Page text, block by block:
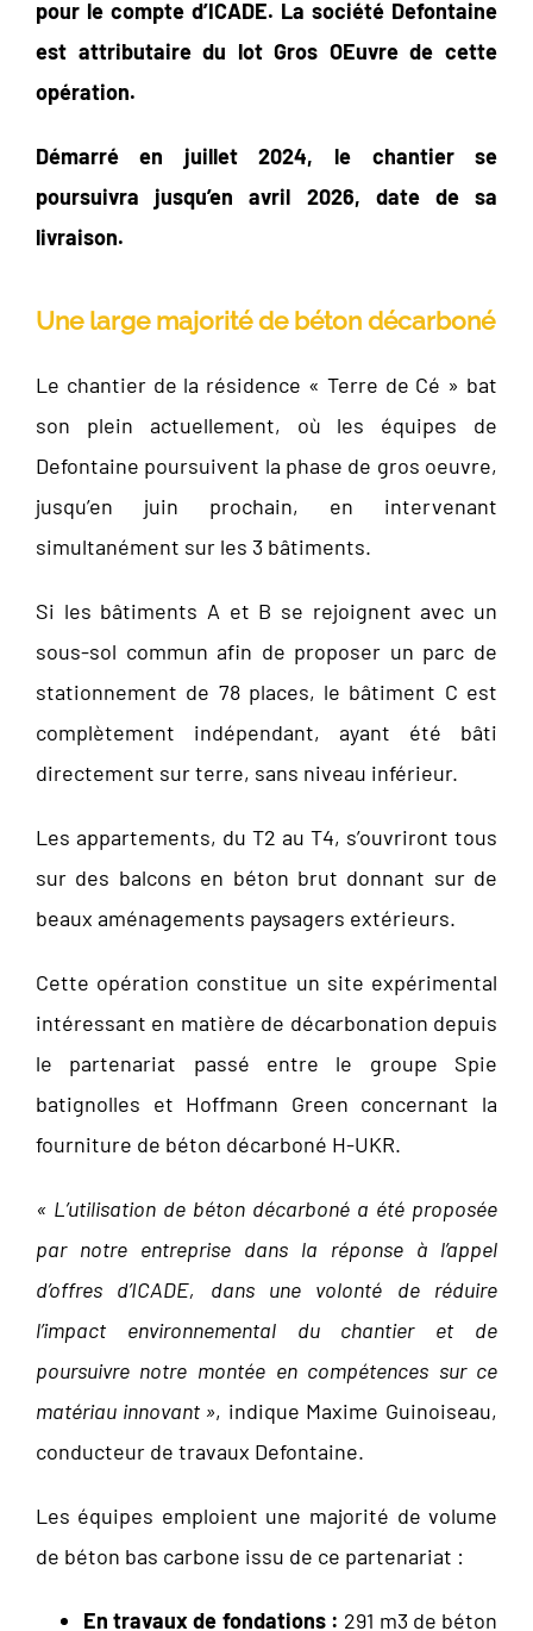
pour le compte d’ICADE. La société Defontaine
est attributaire du lot Gros OEuvre de cette
opération.
Démarré en juillet 2024, le chantier se
poursuivra jusqu’en avril 2026, date de sa
livraison.
Une large majorité de béton décarboné
Le chantier de la résidence « Terre de Cé » bat
son plein actuellement, où les équipes de
Defontaine poursuivent la phase de gros oeuvre,
jusqu’en juin prochain, en intervenant
simultanément sur les 3 bâtiments.
Si les bâtiments A et B se rejoignent avec un
sous-sol commun afin de proposer un parc de
stationnement de 78 places, le bâtiment C est
complètement indépendant, ayant été bâti
directement sur terre, sans niveau inférieur.
Les appartements, du T2 au T4, s’ouvriront tous
sur des balcons en béton brut donnant sur de
beaux aménagements paysagers extérieurs.
Cette opération constitue un site expérimental
intéressant en matière de décarbonation depuis
le partenariat passé entre le groupe Spie
batignolles et Hoffmann Green concernant la
fourniture de béton décarboné H-UKR.
« L’utilisation de béton décarboné a été proposée
par notre entreprise dans la réponse à l’appel
d’offres d’ICADE, dans une volonté de réduire
l’impact environnemental du chantier et de
poursuivre notre montée en compétences sur ce
matériau innovant », indique Maxime Guinoiseau,
conducteur de travaux Defontaine.
Les équipes emploient une majorité de volume
de béton bas carbone issu de ce partenariat :
En travaux de fondations : 291 m3 de béton